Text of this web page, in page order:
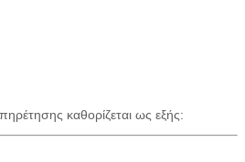
καθορίζεται ως εξής: